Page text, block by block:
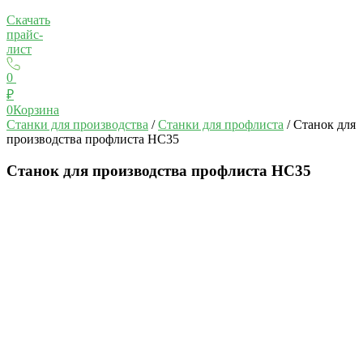
Скачать
прайс-
лист
0
₽
0Корзина
Станки для производства /Станки для профлиста / Станок для
производства профлиста HС35
Станок для производства профлиста HС35